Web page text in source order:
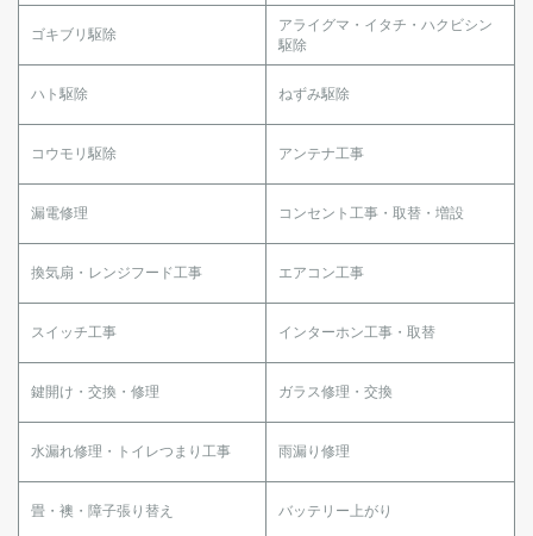
ゴキブリ駆除
アライグマ・イタチ・ハクビシン
駆除
ハト駆除 ねずみ駆除
コウモリ駆除 アンテナ工事
漏電修理 コンセント工事・取替・増設
換気扇・レンジフード工事 エアコン工事
スイッチ工事 インターホン工事・取替
鍵開け・交換・修理 ガラス修理・交換
水漏れ修理・トイレつまり工事 雨漏り修理
畳・襖・障子張り替え バッテリー上がり